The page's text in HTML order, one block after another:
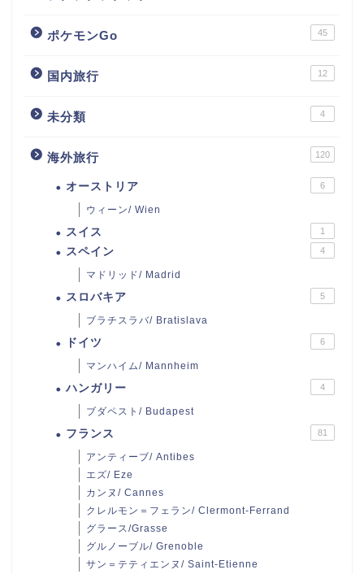
ポケモンGo 45
国内旅行 12
未分類 4
海外旅行 120
オーストリア 6
ウィーン/ Wien
スイス 1
スペイン 4
マドリッド/ Madrid
スロバキア 5
ブラチスラバ/ Bratislava
ドイツ 6
マンハイム/ Mannheim
ハンガリー 4
ブダペスト/ Budapest
フランス 81
アンティーブ/ Antibes
エズ/ Eze
カンヌ/ Cannes
クレルモン＝フェラン/ Clermont-Ferrand
グラース/Grasse
グルノーブル/ Grenoble
サン＝テティエンヌ/ Saint-Etienne